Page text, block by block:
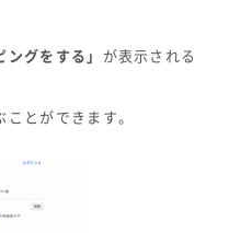
ングをする」 が表示される
とができます。